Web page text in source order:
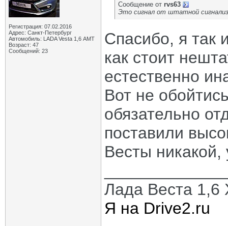
Регистрация: 07.02.2016
Адрес: Санкт-Петербург
Автомобиль: LADA Vesta 1,6 АМТ
Возраст: 47
Сообщений: 23
Сообщение от rvs63
Это сигнал от штатной
Спасибо, я так
как стоит
естественно
Вот не
обязательно
поставили
Весты никакой,
Лада Веста 1,6
Я на Drive2.ru